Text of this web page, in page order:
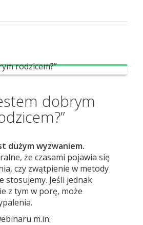
dobrym
dużym wyzwaniem.
że czasami pojawia się
czy zwątpienie w metody
stosujemy. Jeśli jednak
z tym w porę, może
m.in: